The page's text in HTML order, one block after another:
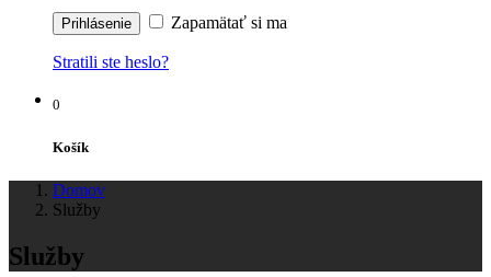
Zapamätať si ma
Stratili ste heslo?
0
Košík
Domov
Služby
Služby